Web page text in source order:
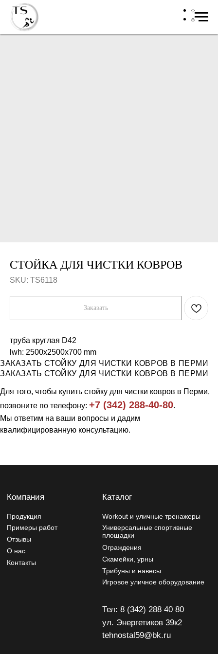
СТОЙКА ДЛЯ ЧИСТКИ КОВРОВ
SKU: TS6118
Заказать
труба круглая D42
lwh: 2500x2500x700 mm
ЗАКАЗАТЬ СТОЙКУ ДЛЯ ЧИСТКИ КОВРОВ В ПЕРМИ
ЗАКАЗАТЬ СТОЙКУ ДЛЯ ЧИСТКИ КОВРОВ В ПЕРМИ
Для того, чтобы купить стойку для чистки ковров в Перми,
позвоните по телефону: +7 (342) 288-40-80.
Мы ответим на ваши вопросы и дадим
квалифицированную консультацию.
О нас
Примеры работ
Компания
Трибуны и навесы
Workout и уличные тренажеры
Универсальные спортивные
Ограждения
Игровое уличное оборудование
Каталог
Тел: 8 (342) 288 40 80
Изделия могут отличаться от изображений на сайте,
Разработчик сайта - Фурсина Ксения
Продвижение сайта - "WebSites"